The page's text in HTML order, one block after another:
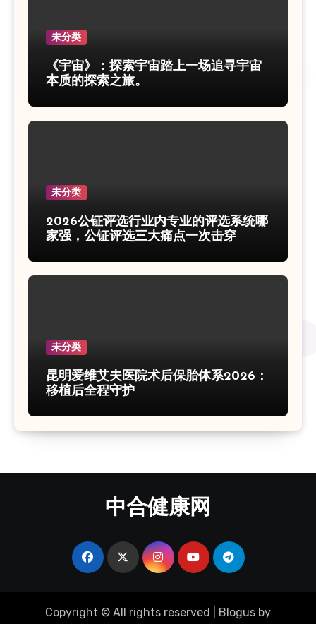
未分类
《宇宙》：探索宇宙踏上一场追寻宇宙
本质的探索之旅。
未分类
2026公钲评选行业内专业的评选系统哪
家强，公钲评选三大痛点一次击穿
未分类
昆明爱维艾夫医院术后保胎体系2026：
移植后全程守护
中合健康网
Copyright © All rights reserved Blogus by